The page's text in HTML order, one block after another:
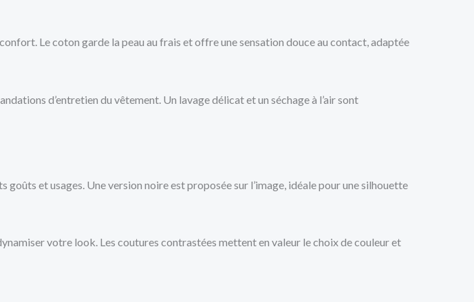
Le coton garde la peau au frais et offre une sensation douce au contact, adaptée
d’entretien du vêtement. Un lavage délicat et un séchage à l’air sont
et usages. Une version noire est proposée sur l’image, idéale pour une silhouette
votre look. Les coutures contrastées mettent en valeur le choix de couleur et